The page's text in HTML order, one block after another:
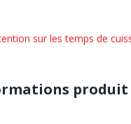
sur les temps de
produit